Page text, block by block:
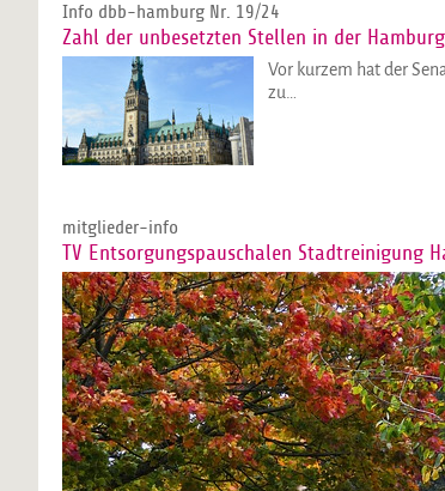
Info dbb-hamburg Nr. 19/24
Zahl der unbesetzten Stellen in der
Vor kurzem hat der
zu…
mitglieder-info
TV Entsorgungspauschalen Stadtreinigung